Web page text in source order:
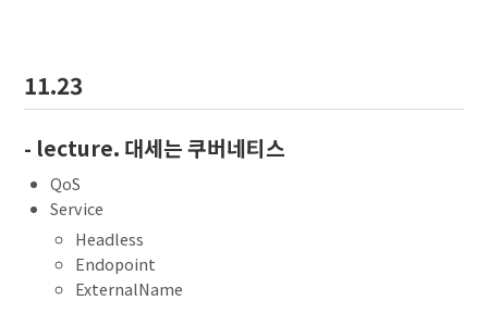
11.23
- lecture. 대세는 쿠버네티스
QoS
Service
Headless
Endopoint
ExternalName